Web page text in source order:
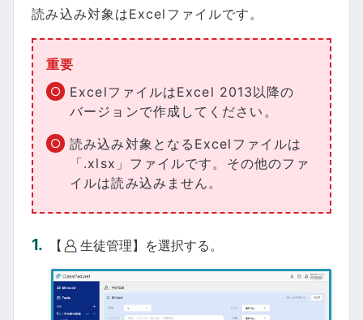
読み込み対象はExcelファイルです。
重要
ExcelファイルはExcel 2013以降の
バージョンで作成してください。
読み込み対象となるExcelファイルは
「.xlsx」ファイルです。その他のファ
イルは読み込みません。
【 生徒管理】を選択する。